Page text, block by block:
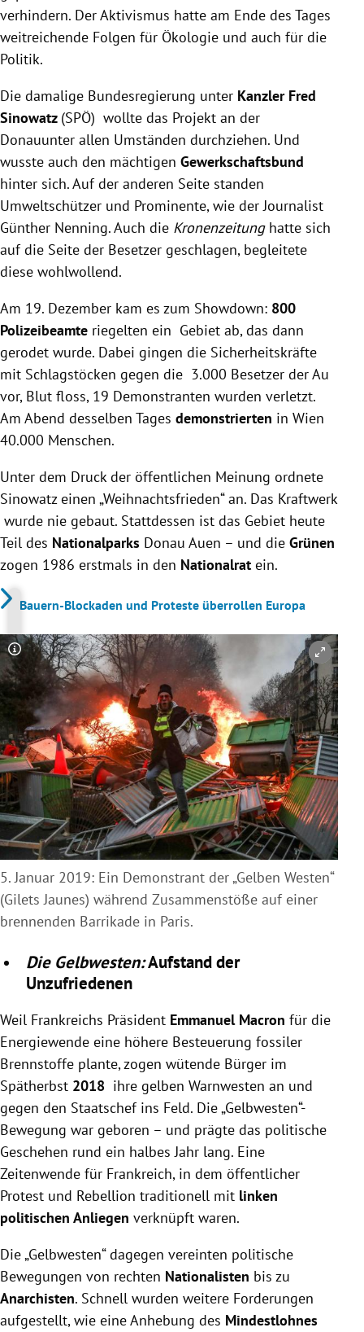
verhindern. Der Aktivismus hatte am Ende des Tages
weitreichende Folgen für Ökologie und auch für die
Politik.
Die damalige Bundesregierung unter Kanzler Fred
Sinowatz (SPÖ) wollte das Projekt an der
Donauunter allen Umständen durchziehen. Und
wusste auch den mächtigen Gewerkschaftsbund
hinter sich. Auf der anderen Seite standen
Umweltschützer und Prominente, wie der Journalist
Günther Nenning. Auch die Kronenzeitung hatte sich
auf die Seite der Besetzer geschlagen, begleitete
diese wohlwollend.
Am 19. Dezember kam es zum Showdown: 800
Polizeibeamte riegelten ein Gebiet ab, das dann
gerodet wurde. Dabei gingen die Sicherheitskräfte
mit Schlagstöcken gegen die 3.000 Besetzer der Au
vor, Blut floss, 19 Demonstranten wurden verletzt.
Am Abend desselben Tages demonstrierten in Wien
40.000 Menschen.
Unter dem Druck der öffentlichen Meinung ordnete
Sinowatz einen „Weihnachtsfrieden“ an. Das Kraftwerk
wurde nie gebaut. Stattdessen ist das Gebiet heute
Teil des Nationalparks Donau Auen – und die Grünen
zogen 1986 erstmals in den Nationalrat ein.
Bauern-Blockaden und Proteste überrollen Europa
Copyright-Hinweis öffnen/schließen
5. Januar 2019: Ein Demonstrant der „Gelben Westen“
(Gilets Jaunes) während Zusammenstöße auf einer
brennenden Barrikade in Paris.
Die Gelbwesten:Aufstand der
Unzufriedenen
Weil Frankreichs Präsident Emmanuel Macron für die
Energiewende eine höhere Besteuerung fossiler
Brennstoffe plante, zogen wütende Bürger im
Spätherbst 2018 ihre gelben Warnwesten an und
gegen den Staatschef ins Feld. Die „Gelbwesten“-
Bewegung war geboren – und prägte das politische
Geschehen rund ein halbes Jahr lang. Eine
Zeitenwende für Frankreich, in dem öffentlicher
Protest und Rebellion traditionell mit linken
politischen Anliegen verknüpft waren.
Die „Gelbwesten“ dagegen vereinten politische
Bewegungen von rechten Nationalisten bis zu
Anarchisten. Schnell wurden weitere Forderungen
aufgestellt, wie eine Anhebung des Mindestlohnes